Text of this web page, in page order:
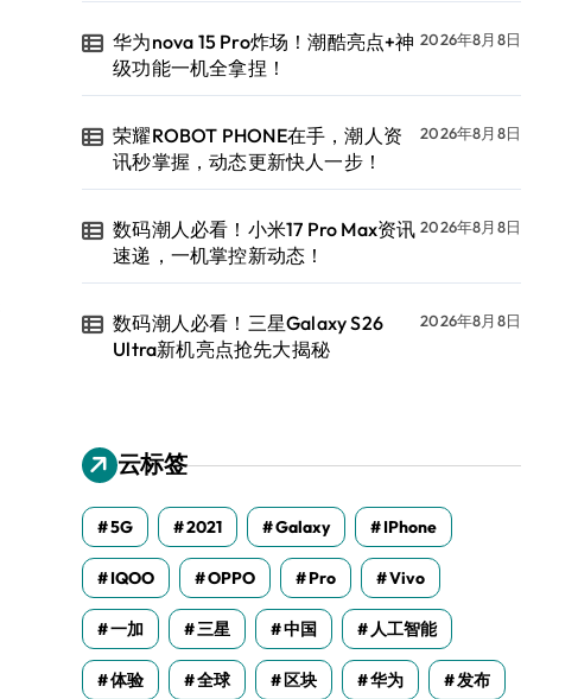
华为nova 15 Pro炸场！潮酷亮点+神
级功能一机全拿捏！
2026年8月8日
荣耀ROBOT PHONE在手，潮人资
讯秒掌握，动态更新快人一步！
2026年8月8日
数码潮人必看！小米17 Pro Max资讯
速递，一机掌控新动态！
2026年8月8日
数码潮人必看！三星Galaxy S26
Ultra新机亮点抢先大揭秘
2026年8月8日
云标签
5G 2021 Galaxy IPhone
IQOO OPPO Pro Vivo
一加 三星 中国 人工智能
体验 全球 区块 华为 发布